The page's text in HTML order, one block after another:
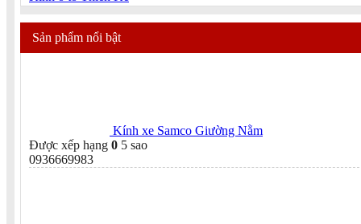
Sản phẩm nổi bật
Kính xe Samco Giường Nằm
Được xếp hạng 0 5 sao
0936669983